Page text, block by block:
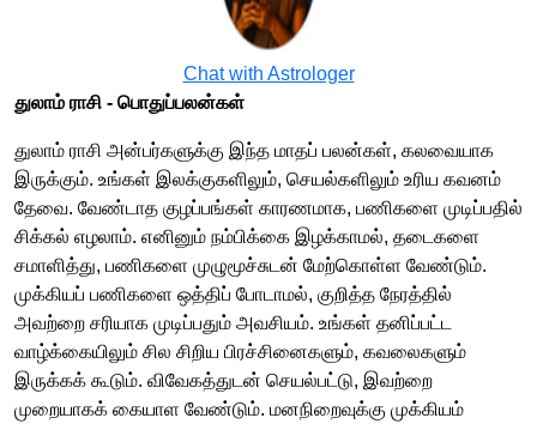
Chat with Astrologer
துலாம் ராசி -​​ பொதுப்பலன்கள்
துலாம் ராசி அன்பர்களுக்கு இந்த மாதப் பலன்கள், கலவையாக
இருக்கும். உங்கள் இலக்குகளிலும், செயல்களிலும் உரிய கவனம்
தேவை. வேண்டாத குழப்பங்கள் காரணமாக, பணிகளை முடிப்பதில்
சிக்கல் எழலாம். எனினும் நம்பிக்கை இழக்காமல், தடைகளை
சமாளித்து, பணிகளை முழுமூச்சுடன் மேற்கொள்ள வேண்டும்.
முக்கியப் பணிகளை ஒத்திப் போடாமல், குறித்த நேரத்தில்
அவற்றை சரியாக முடிப்பதும் அவசியம். உங்கள் தனிப்பட்ட
வாழ்க்கையிலும் சில சிறிய பிரச்சினைகளும், கவலைகளும்
இருக்கக் கூடும். விவேகத்துடன் செயல்பட்டு, இவற்றை
முறையாகக் கையாள வேண்டும். மனநிறைவுக்கு முக்கியம்